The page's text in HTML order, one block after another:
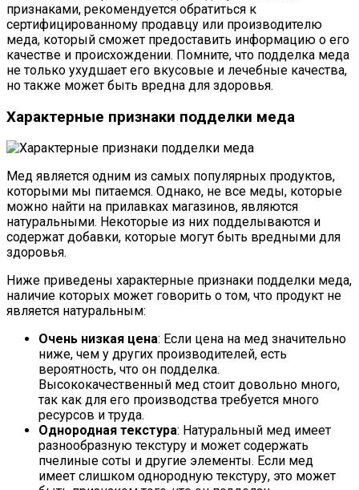
признаками, рекомендуется обратиться к
сертифицированному продавцу или производителю
меда, который сможет предоставить информацию о его
качестве и происхождении. Помните, что подделка меда
не только ухудшает его вкусовые и лечебные качества,
но также может быть вредна для здоровья.
Характерные признаки подделки меда
Мед является одним из самых популярных продуктов,
которыми мы питаемся. Однако, не все меды, которые
можно найти на прилавках магазинов, являются
натуральными. Некоторые из них подделываются и
содержат добавки, которые могут быть вредными для
здоровья.
Ниже приведены характерные признаки подделки меда,
наличие которых может говорить о том, что продукт не
является натуральным:
Очень низкая цена: Если цена на мед значительно
ниже, чем у других производителей, есть
вероятность, что он подделка.
Высококачественный мед стоит довольно много,
так как для его производства требуется много
ресурсов и труда.
Однородная текстура: Натуральный мед имеет
разнообразную текстуру и может содержать
пчелиные соты и другие элементы. Если мед
имеет слишком однородную текстуру, это может